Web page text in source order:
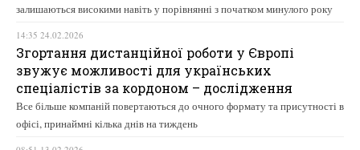
залишаються високими навіть у порівнянні з початком минулого року
14:35 24.02.2026
Згортання дистанційної роботи у Європі
звужує можливості для українських
спеціалістів за кордоном – дослідження
Все більше компаній повертаються до очного формату та присутності в
офісі, принаймні кілька днів на тиждень